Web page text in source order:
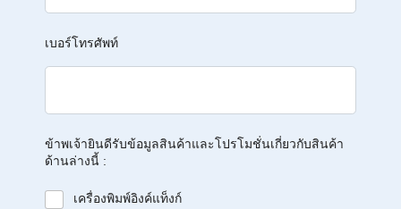
เบอร์โทรศัพท์
ข้าพเจ้ายินดีรับข้อมูลสินค้าและโปรโมชั่นเกี่ยวกับสินค้า
ด้านล่างนี้ :
เครื่องพิมพ์อิงค์แท็งก์